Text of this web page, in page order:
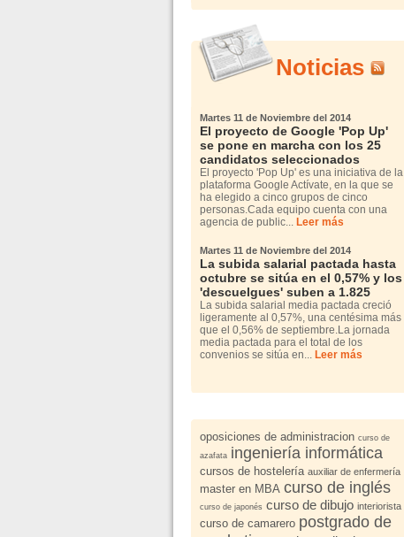
Noticias
Martes 11 de Noviembre del 2014
El proyecto de Google 'Pop Up'
se pone en marcha con los 25
candidatos seleccionados
El proyecto 'Pop Up' es una iniciativa de la
plataforma Google Actívate, en la que se
ha elegido a cinco grupos de cinco
personas.Cada equipo cuenta con una
agencia de public... Leer más
Martes 11 de Noviembre del 2014
La subida salarial pactada hasta
octubre se sitúa en el 0,57% y los
'descuelgues' suben a 1.825
La subida salarial media pactada creció
ligeramente al 0,57%, una centésima más
que el 0,56% de septiembre.La jornada
media pactada para el total de los
convenios se sitúa en... Leer más
oposiciones de administracion curso de
azafata ingeniería informática
cursos de hostelería auxiliar de enfermería
master en MBA curso de inglés
curso de japonés curso de dibujo interiorista
curso de camarero postgrado de